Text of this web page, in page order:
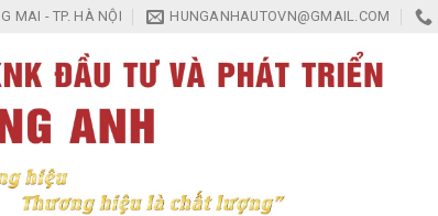
MAI - TP. HÀ NỘI HUNGANHAUTOVN@GMAIL.COM